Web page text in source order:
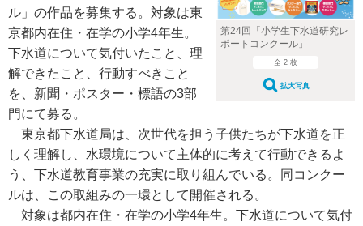
第24回「小学生下水道研究レ
ポートコンクール」
全 2 枚
拡大写真
ル」の作品を募集する。対象は東
京都内在住・在学の小学4年生。
下水道について気付いたこと、理
解できたこと、行動すべきこと
を、新聞・ポスター・標語の3部
門にて募る。
東京都下水道局は、次世代を担う子供たちが下水道を正
しく理解し、水環境について主体的に考えて行動できるよ
う、下水道教育事業の充実に取り組んでいる。同コンクー
ルは、この取組みの一環として開催される。
対象は都内在住・在学の小学4年生。下水道について気付